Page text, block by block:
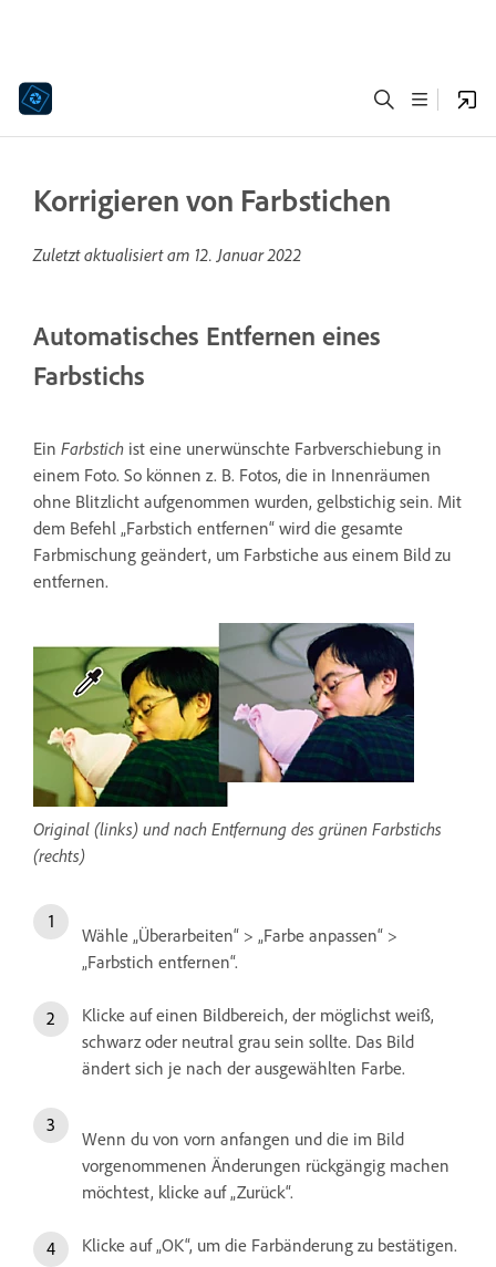
Korrigieren von Farbstichen
Zuletzt aktualisiert am 12. Januar 2022
Automatisches Entfernen eines
Farbstichs
Ein Farbstich ist eine unerwünschte Farbverschiebung in
einem Foto. So können z. B. Fotos, die in Innenräumen
ohne Blitzlicht aufgenommen wurden, gelbstichig sein. Mit
dem Befehl „Farbstich entfernen“ wird die gesamte
Farbmischung geändert, um Farbstiche aus einem Bild zu
entfernen.
Original (links) und nach Entfernung des grünen Farbstichs
(rechts)
Wähle „Überarbeiten“ > „Farbe anpassen“ >
„Farbstich entfernen“.
Klicke auf einen Bildbereich, der möglichst weiß,
schwarz oder neutral grau sein sollte. Das Bild
ändert sich je nach der ausgewählten Farbe.
Wenn du von vorn anfangen und die im Bild
vorgenommenen Änderungen rückgängig machen
möchtest, klicke auf „Zurück“.
Klicke auf „OK“, um die Farbänderung zu bestätigen.